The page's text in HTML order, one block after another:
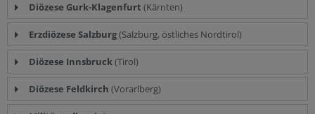
Diözese Gurk-Klagenfurt (Kärnten)
Erzdiözese Salzburg(Salzburg, östliches Nordtirol)
Diözese Innsbruck(Tirol)
Diözese Feldkirch (Vorarlberg)